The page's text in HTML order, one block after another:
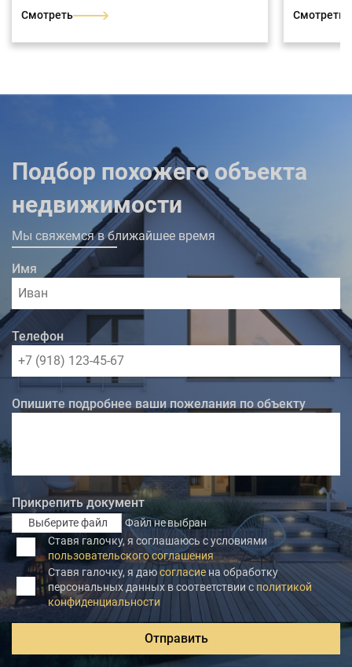
Смотреть Смотреть
Подбор похожего объекта
недвижимости
Мы свяжемся в ближайшее время
Имя
Телефон
Опишите подробнее ваши пожелания по объекту
Прикрепить документ
Выберите файл
Файл не выбран
Ставя галочку, я соглашаюсь с условиями
пользовательского соглашения
Ставя галочку, я даюсогласиена обработку
персональных данных в соответствии сполитикой
конфиденциальности
Отправить